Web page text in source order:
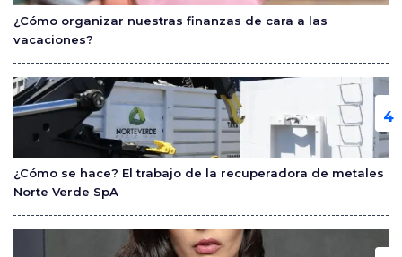
¿Cómo organizar nuestras finanzas de cara a las
vacaciones?
¿Cómo se hace? El trabajo de la recuperadora de metales
Norte Verde SpA